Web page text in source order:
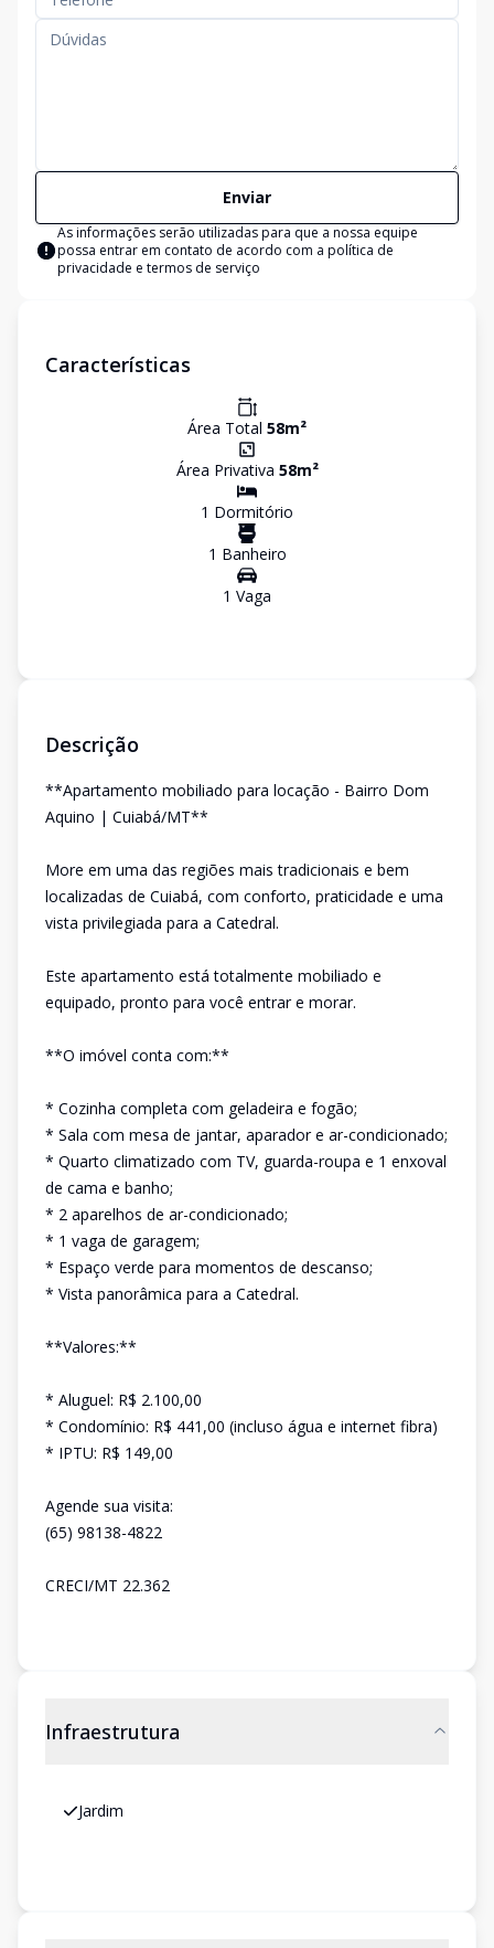
Enviar
As informações serão utilizadas para que a nossa equipe
possa entrar em contato de acordo com a política de
privacidade e termos de serviço
Características
Área Total 58m²
Área Privativa 58m²
1 Dormitório
1 Banheiro
1 Vaga
Descrição
**Apartamento mobiliado para locação - Bairro Dom
Aquino | Cuiabá/MT**
More em uma das regiões mais tradicionais e bem
localizadas de Cuiabá, com conforto, praticidade e uma
vista privilegiada para a Catedral.
Este apartamento está totalmente mobiliado e
equipado, pronto para você entrar e morar.
**O imóvel conta com:**
* Cozinha completa com geladeira e fogão;
* Sala com mesa de jantar, aparador e ar-condicionado;
* Quarto climatizado com TV, guarda-roupa e 1 enxoval
de cama e banho;
* 2 aparelhos de ar-condicionado;
* 1 vaga de garagem;
* Espaço verde para momentos de descanso;
* Vista panorâmica para a Catedral.
**Valores:**
* Aluguel: R$ 2.100,00
* Condomínio: R$ 441,00 (incluso água e internet fibra)
* IPTU: R$ 149,00
Agende sua visita:
(65) 98138-4822
CRECI/MT 22.362
Infraestrutura
Jardim